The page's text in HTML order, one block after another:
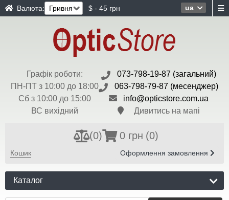
ua
Валюта: $ - 45 грн
Графік роботи:
ПН-ПТ з 10:00 до 18:00
Сб з 10:00 до 15:00
ВС вихідний
073-798-19-87 (загальний)
063-798-79-87 (месенджер)
info@opticstore.com.ua
Дивитись на мапі
(0) 0 грн (0)
Кошик Оформлення замовлення
Каталог